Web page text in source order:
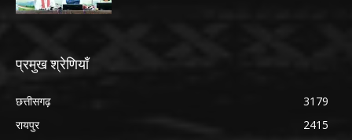
प्रमुख श्रेणियाँ
छत्तीसगढ़
3179
रायपुर
2415